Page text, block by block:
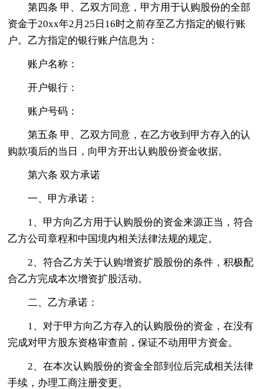
第四条 甲、乙双方同意，甲方用于认购股份的全部
资金于20xx年2月25日16时之前存至乙方指定的银行账
户。乙方指定的银行账户信息为：
账户名称：
开户银行：
账户号码：
第五条 甲、乙双方同意，在乙方收到甲方存入的认
购款项后的当日，向甲方开出认购股份资金收据。
第六条 双方承诺
一、甲方承诺：
1、甲方向乙方用于认购股份的资金来源正当，符合
乙方公司章程和中国境内相关法律法规的规定。
2、符合乙方关于认购增资扩股股份的条件，积极配
合乙方完成本次增资扩股活动。
二、乙方承诺：
1、对于甲方向乙方存入的认购股份的资金，在没有
完成对甲方股东资格审查前，保证不动用甲方资金。
2、在本次认购股份的资金全部到位后完成相关法律
手续，办理工商注册变更。